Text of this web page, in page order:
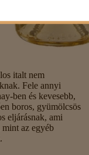
italt nem
Fele annyi
ben és kevesebb,
boros, gyümölcsös
eljárásnak, ami
az egyéb